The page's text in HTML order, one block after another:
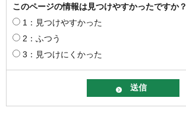
このページの情報は見つけやすかったですか？
1：見つけやすかった
2：ふつう
3：見つけにくかった